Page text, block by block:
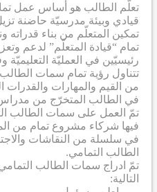
تعلّم الطالب هو أساس عمل
قيادي وبيئة مدرسيّة حاضنة
تمكين المتعلّم من بناء
تمام “قيادة المتعلّم” لدعم
رئيسيّين في العمليّة التعليميّة
تتناول رؤية تمام سمات
من القيم والمهارات والقدرات
في الطالب المتخرّج من
تمّ العمل على سمات الطالب
فيها شركاء مشروع تمام من
في سلسلة من النقاشات
الطالب التمامي.
تمّ ادراج سمات الطالب
التالية: